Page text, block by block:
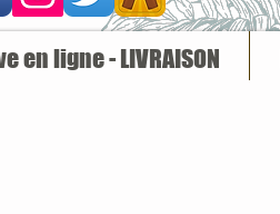
en ligne - LIVRAISON